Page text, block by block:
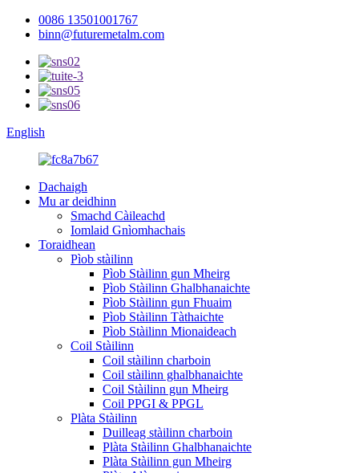
0086 13501001767
binn@futuremetalm.com
English
Dachaigh
Mu ar deidhinn
Smachd Càileachd
Iomlaid Gnìomhachais
Toraidhean
Pìob stàilinn
Pìob Stàilinn gun Mheirg
Pìob Stàilinn Ghalbhanaichte
Pìob Stàilinn gun Fhuaim
Pìob Stàilinn Tàthaichte
Pìob Stàilinn Mionaideach
Coil Stàilinn
Coil stàilinn charboin
Coil stàilinn ghalbhanaichte
Coil Stàilinn gun Mheirg
Coil PPGI & PPGL
Plàta Stàilinn
Duilleag stàilinn charboin
Plàta Stàilinn Ghalbhanaichte
Plàta Stàilinn gun Mheirg